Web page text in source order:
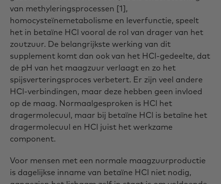
van methyleringsprocessen [1],
homocysteïnemetabolisme en leverfunctie, speelt
het in betaïne HCl vooral de rol van drager van het
zoutzuur. De belangrijkste werking van dit
supplement komt dan ook van het HCl-gedeelte, dat
de pH van het maagzuur verlaagt en zo het
spijsverteringsproces verbetert. Er zijn veel andere
HCl-verbindingen, maar deze hebben geen invloed
op de maag. Normaalgesproken is HCl het
dragermolecuul, maar bij betaïne HCl is betaïne het
dragermolecuul en HCl juist het werkzame
component.
Voor mensen met een normale maagzuurproductie
is dagelijkse inname van betaïne HCl niet nodig,